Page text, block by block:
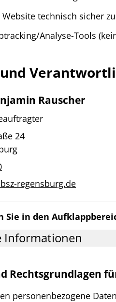
technisch sicher
Analyse-Tools
Rauscher
24
regensburg.de
Sie in den
Informationen
Rechtsgrundlagen
personenbezogene